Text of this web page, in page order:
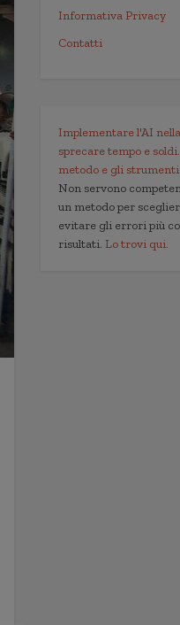
Informativa Privacy
Contatti
Implementare l'AI
sprecare tempo e
metodo e gli strumenti.
Non servono
un metodo per
evitare gli errori più
risultati. Lo trovi qui.